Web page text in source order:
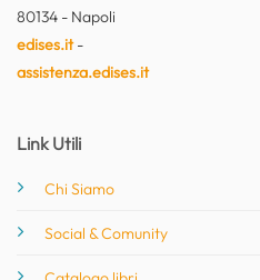
80134 - Napoli
edises.it-
assistenza.edises.it
Link Utili
Chi Siamo
Social & Comunity